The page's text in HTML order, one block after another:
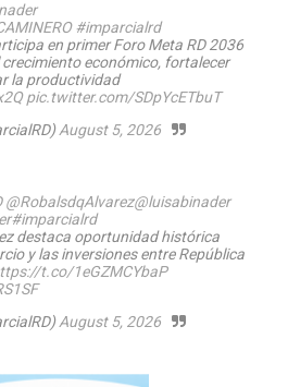
#imparcialrd
en primer Foro Meta RD 2036
económico, fortalecer
la productividad
pic.twitter.com/SDpYcETbuT
August 5, 2026
@RobalsdqAlvarez@luisabinader
#imparcialrd
destaca oportunidad histórica
y las inversiones entre República
t.co/1eGZMCYbaP
August 5, 2026